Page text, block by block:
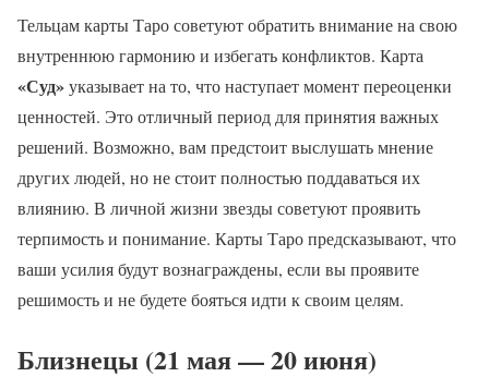
Тельцам карты Таро советуют обратить внимание на свою
внутреннюю гармонию и избегать конфликтов. Карта
«Суд»указывает на то, что наступает момент переоценки
ценностей. Это отличный период для принятия важных
решений. Возможно, вам предстоит выслушать мнение
других людей, но не стоит полностью поддаваться их
влиянию. В личной жизни звезды советуют проявить
терпимость и понимание. Карты Таро предсказывают, что
ваши усилия будут вознаграждены, если вы проявите
решимость и не будете бояться идти к своим целям.
Близнецы (21 мая — 20 июня)